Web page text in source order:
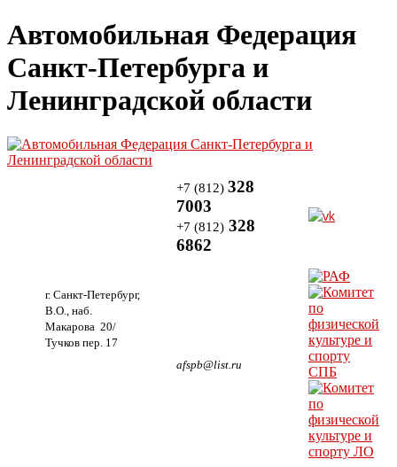
Автомобильная Федерация
Санкт-Петербурга и
Ленинградской области
г. Санкт-Петербург,
В.О., наб.
Макарова 20/
Тучков пер. 17
+7 (812) 328
7003
+7 (812) 328
6862
afspb@list.ru